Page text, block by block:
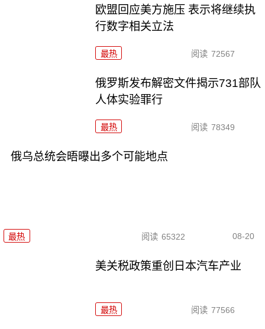
欧盟回应美方施压 表示将继续执
行数字相关立法
最热 阅读 72567
俄罗斯发布解密文件揭示731部队
人体实验罪行
最热 阅读 78349
俄乌总统会晤曝出多个可能地点
最热 阅读 65322 08-20
美关税政策重创日本汽车产业
最热 阅读 77566